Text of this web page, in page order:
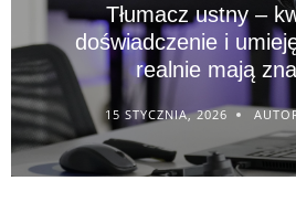
Tłumacz ustny –
doświadczenie i
realnie mają
15 STYCZNIA, 2026